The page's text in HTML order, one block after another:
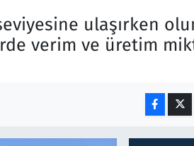
ulaşırken
verim ve üretim